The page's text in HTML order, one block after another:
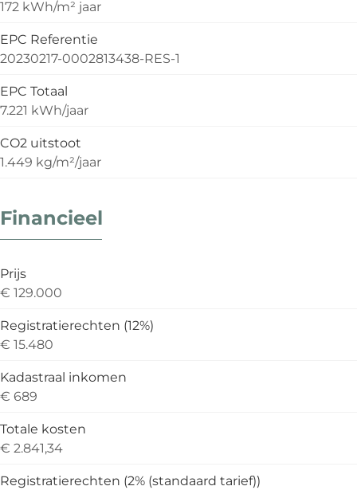
172 kWh/m² jaar
EPC Referentie
20230217-0002813438-RES-1
EPC Totaal
7.221 kWh/jaar
CO2 uitstoot
1.449 kg/m²/jaar
Financieel
Prijs
€ 129.000
Registratierechten (12%)
€ 15.480
Kadastraal inkomen
€ 689
Totale kosten
€ 2.841,34
Registratierechten (2% (standaard tarief))